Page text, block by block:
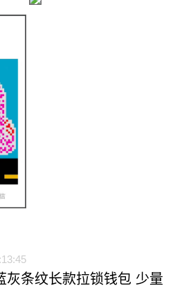
灰条纹长款拉锁钱包 少量